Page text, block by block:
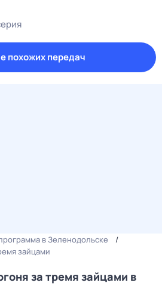
похожих передач
в Зеленодольске
зайцами
за тремя зайцами в